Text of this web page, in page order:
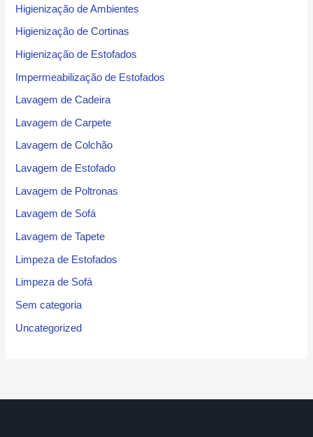
Higienização de Ambientes
Higienização de Cortinas
Higienização de Estofados
Impermeabilização de Estofados
Lavagem de Cadeira
Lavagem de Carpete
Lavagem de Colchão
Lavagem de Estofado
Lavagem de Poltronas
Lavagem de Sofá
Lavagem de Tapete
Limpeza de Estofados
Limpeza de Sofá
Sem categoria
Uncategorized